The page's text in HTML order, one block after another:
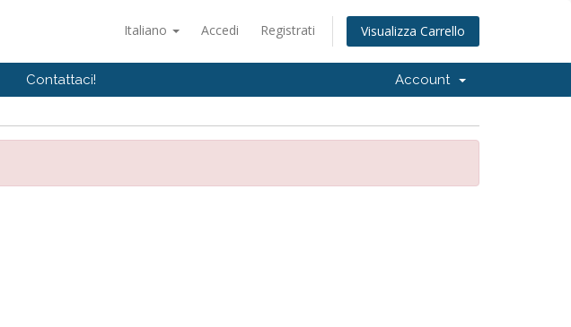
Italiano Accedi Registrati Visualizza Carrello
Contattaci! Account